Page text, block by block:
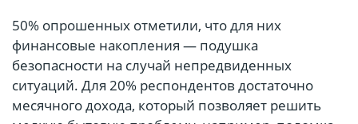
50% опрошенных отметили, что для них
финансовые накопления — подушка
безопасности на случай непредвиденных
ситуаций. Для 20% респондентов достаточно
месячного дохода, который позволяет решить